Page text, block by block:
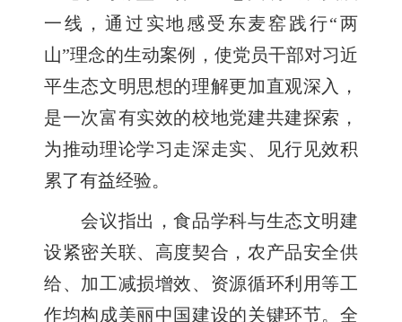
一线，通过实地感受东麦窑践行“两
山”理念的生动案例，使党员干部对习近
平生态文明思想的理解更加直观深入，
是一次富有实效的校地党建共建探索，
为推动理论学习走深走实、见行见效积
累了有益经验。
会议指出，食品学科与生态文明建
设紧密关联、高度契合，农产品安全供
给、加工减损增效、资源循环利用等工
作均构成美丽中国建设的关键环节。全